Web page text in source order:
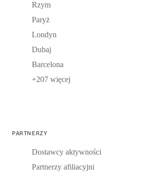
Rzym
Paryż
Londyn
Dubaj
Barcelona
+207 więcej
PARTNERZY
Dostawcy aktywności
Partnerzy afiliacyjni